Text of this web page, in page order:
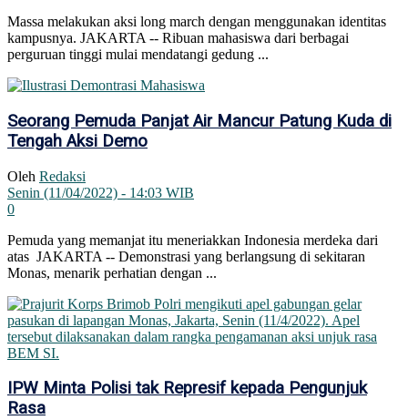
Massa melakukan aksi long march dengan menggunakan identitas
kampusnya. JAKARTA -- Ribuan mahasiswa dari berbagai
perguruan tinggi mulai mendatangi gedung ...
Seorang Pemuda Panjat Air Mancur Patung Kuda di
Tengah Aksi Demo
Oleh Redaksi
Senin (11/04/2022) - 14:03 WIB
0
Pemuda yang memanjat itu meneriakkan Indonesia merdeka dari
atas JAKARTA -- Demonstrasi yang berlangsung di sekitaran
Monas, menarik perhatian dengan ...
IPW Minta Polisi tak Represif kepada Pengunjuk
Rasa